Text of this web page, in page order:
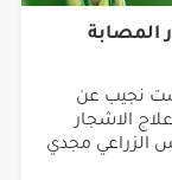
المصابة
نجيب عن
الاشجار
الزراعي مجدي